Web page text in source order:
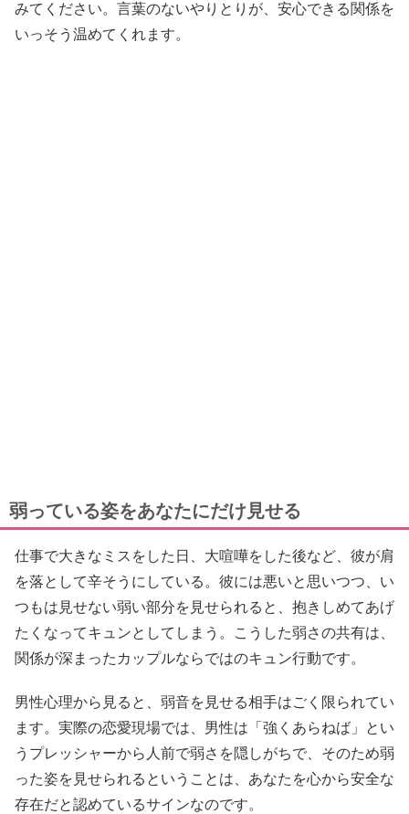
みてください。言葉のないやりとりが、安心できる関係を
いっそう温めてくれます。
弱っている姿をあなたにだけ見せる
仕事で大きなミスをした日、大喧嘩をした後など、彼が肩
を落として辛そうにしている。彼には悪いと思いつつ、い
つもは見せない弱い部分を見せられると、抱きしめてあげ
たくなってキュンとしてしまう。こうした弱さの共有は、
関係が深まったカップルならではのキュン行動です。
男性心理から見ると、弱音を見せる相手はごく限られてい
ます。実際の恋愛現場では、男性は「強くあらねば」とい
うプレッシャーから人前で弱さを隠しがちで、そのため弱
った姿を見せられるということは、あなたを心から安全な
存在だと認めているサインなのです。